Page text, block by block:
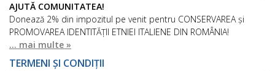
AJUTĂ COMUNITATEA!
Donează 2% din impozitul pe venit pentru CONSERVAREA și
PROMOVAREA IDENTITĂȚII ETNIEI ITALIENE DIN ROMÂNIA!
... mai multe »
TERMENI ȘI CONDIȚII